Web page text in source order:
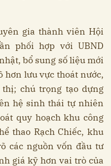
gia thành viên Hội
phối hợp với UBND
bổ sung số liệu mới
hơn lưu vực thoát nước,
chú trọng tạo dựng
hệ sinh thái tự nhiên
quy hoạch khu công
thao Rạch Chiếc, khu
các nguồn vốn đầu tư
giá kỹ hơn vai trò của